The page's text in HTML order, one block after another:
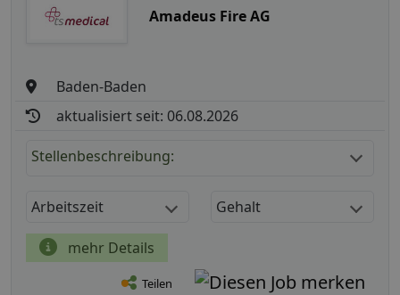
Amadeus Fire AG
Baden-Baden
aktualisiert seit: 06.08.2026
Stellenbeschreibung:
Arbeitszeit Gehalt
mehr Details
Teilen